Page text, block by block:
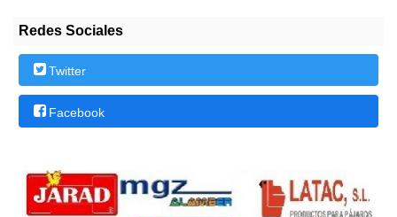
Redes Sociales
Twitter
Facebook